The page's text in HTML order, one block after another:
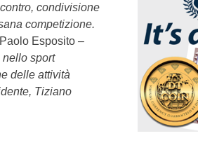
condivisione
competizione.
Esposito –
nello sport
delle attività
Tiziano